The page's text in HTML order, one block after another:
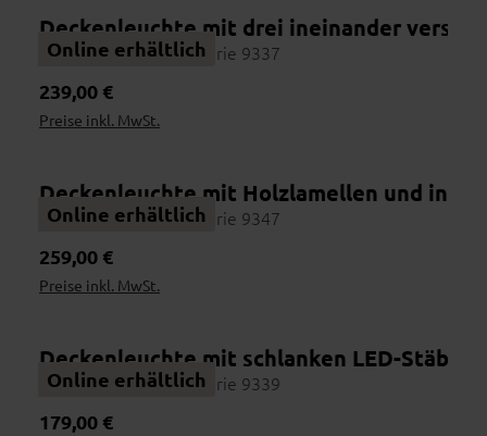
2 Händler finden
Nutze die Händlersuche
3 Stoffe & Farben prüfen
Beraten lassen
5 Bestellen
Bequem im Haus abschließen
Online erhältlich
Wohnbeispiel
Online erhältlich
Deckenleuchte mit drei ineinander
Interliving Leuchten Serie 9337
Regulärer Preis:
239,00 €
Preise inkl. MwSt.
Online erhältlich
Deckenleuchte mit Holzlamellen und
Interliving Leuchten Serie 9347
Regulärer Preis:
259,00 €
Preise inkl. MwSt.
Online erhältlich
Deckenleuchte mit schlanken LED-Stäben
Interliving Leuchten Serie 9339
Regulärer Preis:
179,00 €